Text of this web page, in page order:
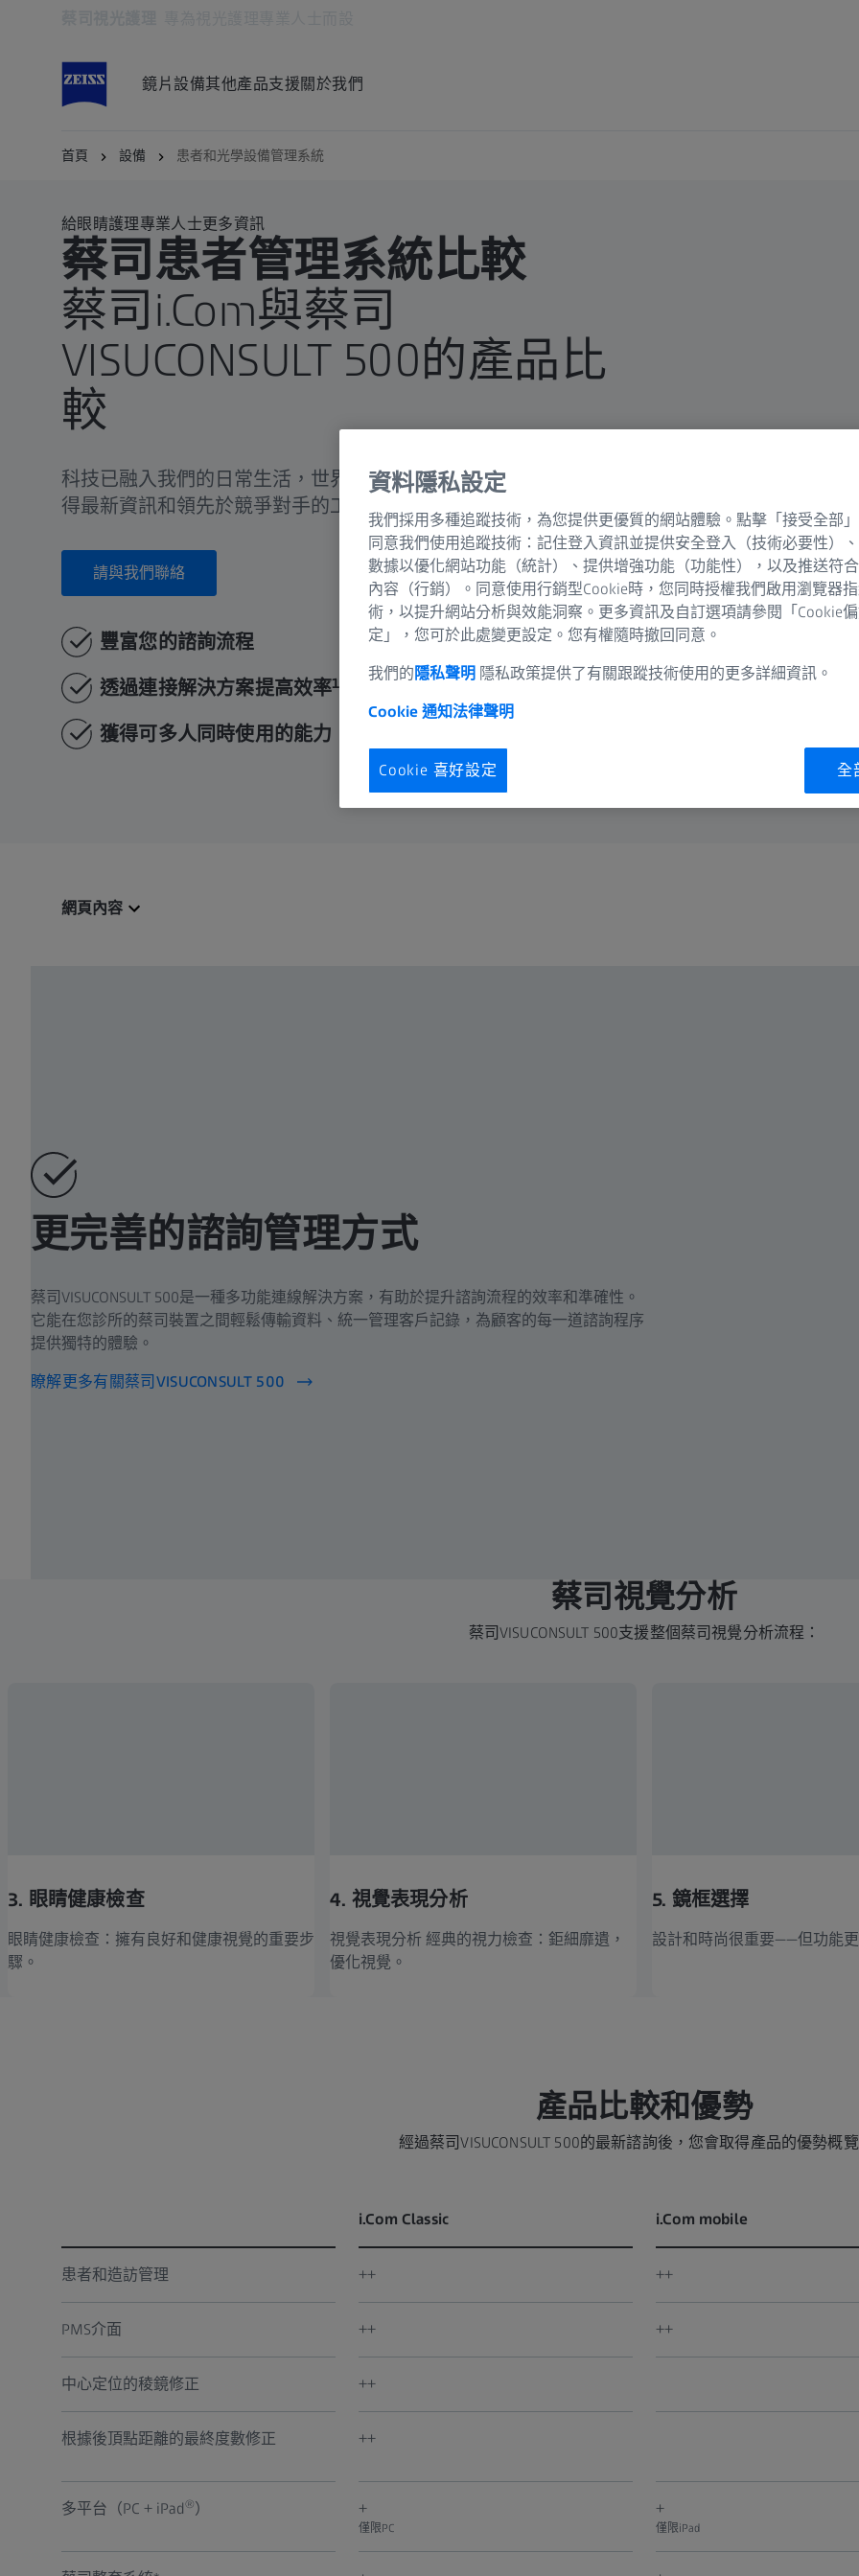
鏡片設備其他產品支援關於我們
首頁 設備 患者和光學設備管理系統
給眼睛護理專業人士更多資訊
蔡司患者管理系統比較
蔡司i.Com與蔡司
VISUCONSULT 500的產品比
較
科技已融入我們的日常生活，世界瞬息萬變。因此您需要有助於取
得最新資訊和領先於競爭對手的工具，為顧客提供更好的體驗。
請與我們聯絡
豐富您的諮詢流程
透過連接解決方案提高效率1
獲得可多人同時使用的能力
網頁內容
更完善的諮詢管理方式
蔡司VISUCONSULT 500是一種多功能連線解決方案，有助於提升諮詢流程的效率和準確性。
它能在您診所的蔡司裝置之間輕鬆傳輸資料、統一管理客戶記錄，為顧客的每一道諮詢程序
提供獨特的體驗。
瞭解更多有關蔡司VISUCONSULT 500
蔡司視覺分析
蔡司VISUCONSULT 500支援整個蔡司視覺分析流程：
3. 眼睛健康檢查
眼睛健康檢查：擁有良好和健康視覺的重要步
驟。
4. 視覺表現分析
視覺表現分析 經典的視力檢查：鉅細靡遺，
優化視覺。
5. 鏡框選擇
設計和時尚很重要——但功能更
產品比較和優勢
經過蔡司VISUCONSULT 500的最新諮詢後，您會取得產品的優勢概
i.Com Classic i.Com mobile
患者和造訪管理 ++ ++
PMS介面 ++ ++
中心定位的稜鏡修正 ++
根據後頂點距離的最終度數修正 ++
多平台（PC + iPad®） +
僅限PC
+
僅限iPad
資料隱私設定
我們採用多種追蹤技術，為您提供更優質的網站體驗。點擊「接受全部
同意我們使用追蹤技術：記住登入資訊並提供安全登入（技術必要性）
數據以優化網站功能（統計）、提供增強功能（功能性），以及推送符
內容（行銷）。同意使用行銷型Cookie時，您同時授權我們啟用瀏覽器
術，以提升網站分析與效能洞察。更多資訊及自訂選項請參閱「Cookie
定」，您可於此處變更設定。您有權隨時撤回同意。
我們的 隱私聲明 隱私政策提供了有關跟蹤技術使用的更多詳細資訊。
Cookie 通知法律聲明
Cookie 喜好設定 全